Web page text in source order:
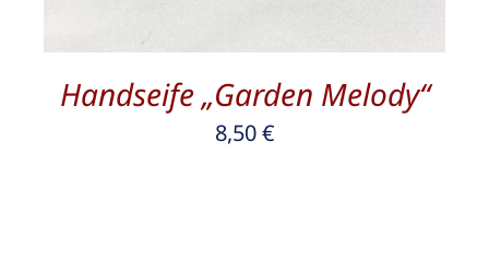
Handseife „Garden Melody“
8,50€